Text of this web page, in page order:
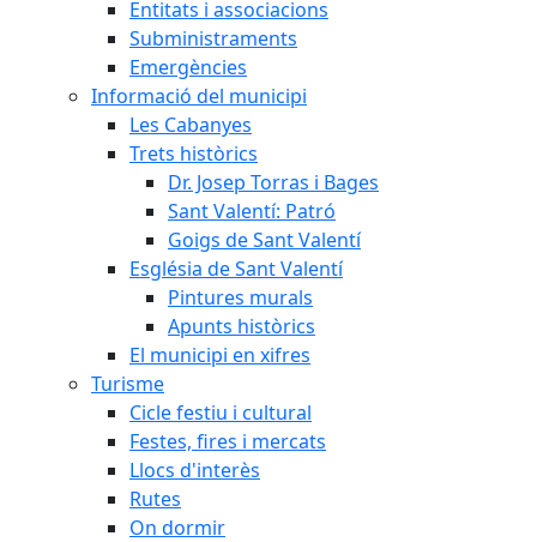
Entitats i associacions
Subministraments
Emergències
Informació del municipi
Les Cabanyes
Trets històrics
Dr. Josep Torras i Bages
Sant Valentí: Patró
Goigs de Sant Valentí
Església de Sant Valentí
Pintures murals
Apunts històrics
El municipi en xifres
Turisme
Cicle festiu i cultural
Festes, fires i mercats
Llocs d'interès
Rutes
On dormir